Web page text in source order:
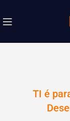
TI é